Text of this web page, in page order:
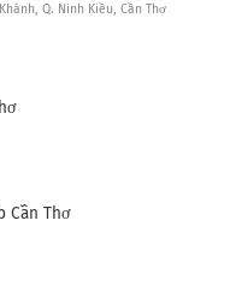
Q. Ninh Kiều, Cần Thơ
Cần Thơ